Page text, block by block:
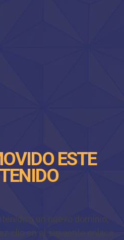
ESTE
a un nuevo dominio,
clic en el siguiente enlace